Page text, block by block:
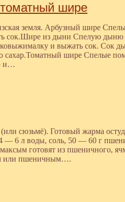
шире
земля. Арбузный шире
сок.Шире из дыни Спелую дыню
и выжать сок. Сок
сахар.Томатный шире Спелые
и…
сюзьмё). Готовый жарма
— 6 л воды, соль, 50 — 60 г
готовят из пшеничного,
или пшеничным….